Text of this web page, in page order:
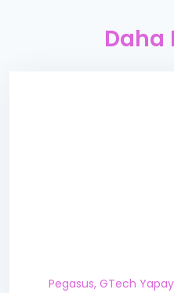
Daha
Pegasus, GTech